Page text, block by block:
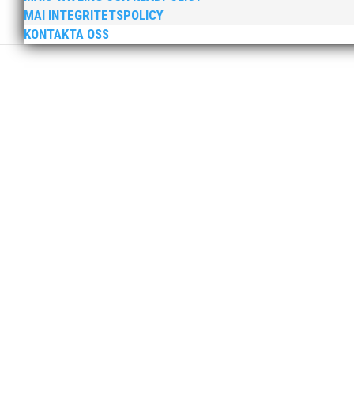
MAI INTEGRITETSPOLICY
KONTAKTA OSSPeter Karlsson slutar som klubbchef i MAI. Peters
sista dag som klubbchef. Bästa medlemmar i MAI,